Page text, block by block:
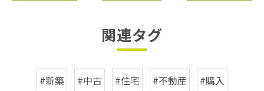
関連タグ
#新築 #中古 #住宅 #不動産
#購入